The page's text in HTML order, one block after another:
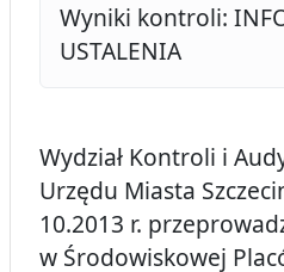
Wyniki kontroli:
USTALENIA
Wydział Kontroli i
Urzędu Miasta
10.2013 r.
w Środowiskowej